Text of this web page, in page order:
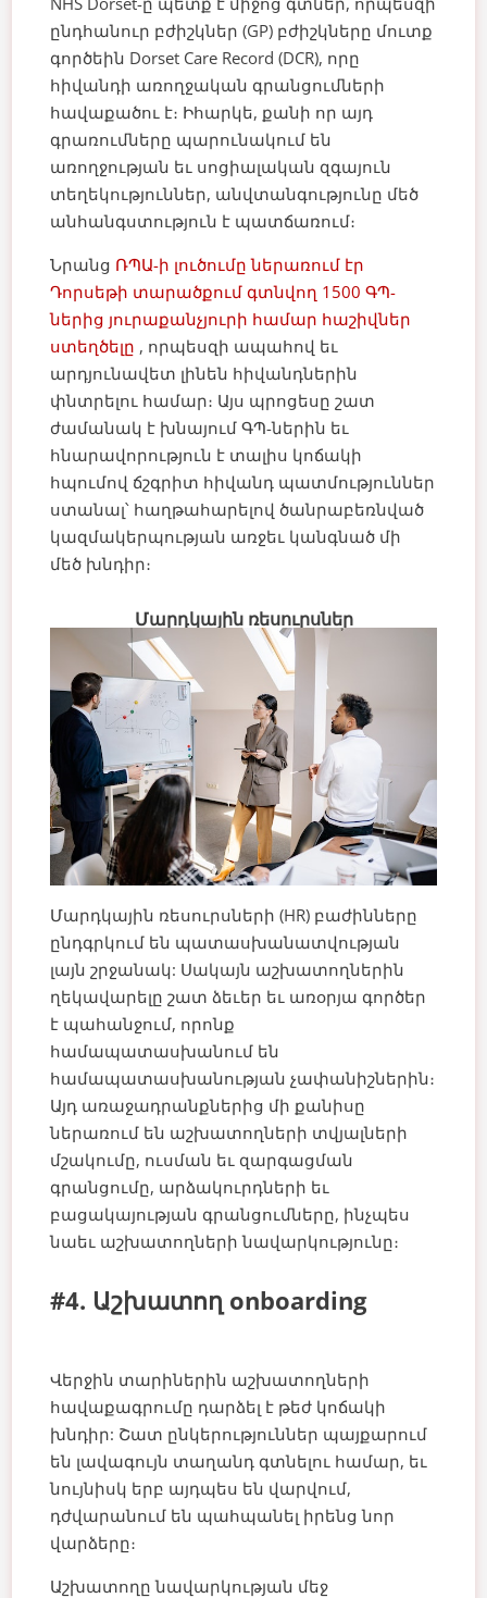
ընդհանուր բժիշկներ (GP) բժիշկները մուտք
գործեին Dorset Care Record (DCR), որը
հիվանդի առողջական գրանցումների
հավաքածու է։ Իհարկե, քանի որ այդ
գրառումները պարունակում են
առողջության եւ սոցիալական զգայուն
տեղեկություններ, անվտանգությունը մեծ
անհանգստություն է պատճառում։
Նրանց ՌՊԱ-ի լուծումը ներառում էր
Դորսեթի տարածքում գտնվող 1500 ԳՊ-
ներից յուրաքանչյուրի համար հաշիվներ
ստեղծելը , որպեսզի ապահով եւ
արդյունավետ լինեն հիվանդներին
փնտրելու համար։ Այս պրոցեսը շատ
ժամանակ է խնայում ԳՊ-ներին եւ
հնարավորություն է տալիս կոճակի
հպումով ճշգրիտ հիվանդ պատմություններ
ստանալ՝ հաղթահարելով ծանրաբեռնված
կազմակերպության առջեւ կանգնած մի
մեծ խնդիր։
Մարդկային ռեսուրսներ
Մարդկային ռեսուրսների (HR) բաժինները
ընդգրկում են պատասխանատվության
լայն շրջանակ: Սակայն աշխատողներին
ղեկավարելը շատ ձեւեր եւ առօրյա գործեր
է պահանջում, որոնք
համապատասխանում են
համապատասխանության չափանիշներին։
Այդ առաջադրանքներից մի քանիսը
ներառում են աշխատողների տվյալների
մշակումը, ուսման եւ զարգացման
գրանցումը, արձակուրդների եւ
բացակայության գրանցումները, ինչպես
նաեւ աշխատողների նավարկությունը։
#4. Աշխատող onboarding
Վերջին տարիներին աշխատողների
հավաքագրումը դարձել է թեժ կոճակի
խնդիր: Շատ ընկերություններ պայքարում
են լավագույն տաղանդ գտնելու համար, եւ
նույնիսկ երբ այդպես են վարվում,
դժվարանում են պահպանել իրենց նոր
վարձերը։
Աշխատողը նավարկության մեջ